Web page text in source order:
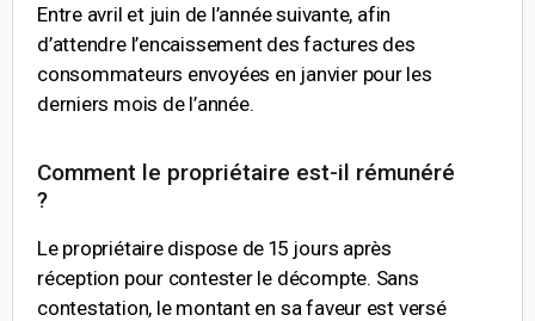
Entre avril et juin de l’année suivante, afin
d’attendre l’encaissement des factures des
consommateurs envoyées en janvier pour les
derniers mois de l’année.
Comment le propriétaire est-il rémunéré
?
Le propriétaire dispose de 15 jours après
réception pour contester le décompte. Sans
contestation, le montant en sa faveur est versé